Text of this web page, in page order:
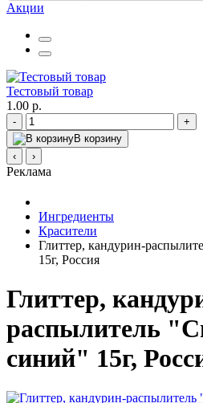
Акции
Тестовый товар
1.00 р.
-
+
В корзину
‹
›
Реклама
Ингредиенты
Красители
Глиттер, кандурин-
15г, Россия
Глиттер,
распылитель
синий" 15г,